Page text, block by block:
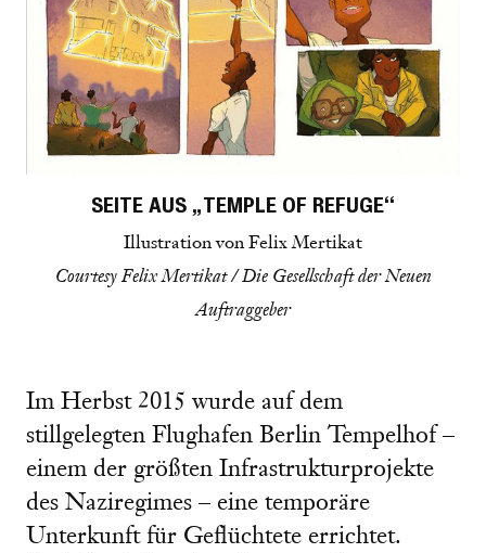
SEITE AUS „TEMPLE OF REFUGE“
Illustration von Felix Mertikat
Courtesy Felix Mertikat / Die Gesellschaft der Neuen
Auftraggeber
Im Herbst 2015 wurde auf dem
stillgelegten Flughafen Berlin Tempelhof –
einem der größten Infrastrukturprojekte
des Naziregimes – eine temporäre
Unterkunft für Geflüchtete errichtet.